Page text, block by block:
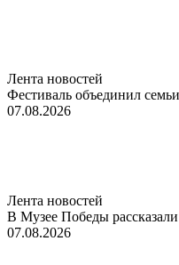
Лента новостей
Фестиваль объединил
07.08.2026
Лента новостей
В Музее Победы
07.08.2026